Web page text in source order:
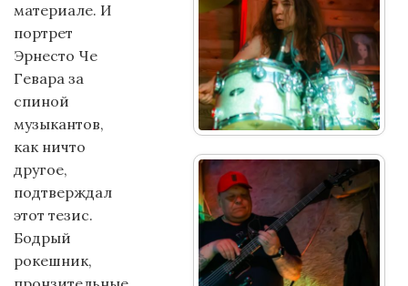
материале. И
портрет
Эрнесто Че
Гевара за
спиной
музыкантов,
как ничто
другое,
подтверждал
этот тезис.
Бодрый
рокешник,